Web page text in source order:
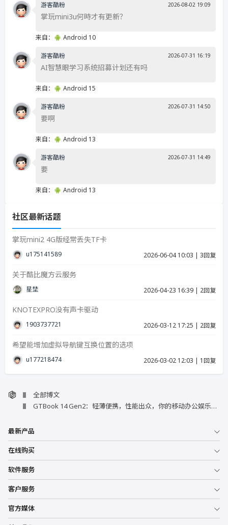
游客酷粉 2026-08-02 19:09
掌玩mini3u何時才有更新？
来自： Android 10
游客酷粉 2026-07-31 16:19
AI智慧眼学习系统招募计划还有吗
来自： Android 15
游客酷粉 2026-07-31 14:50
要啊
来自： Android 13
游客酷粉 2026-07-31 14:49
要
来自： Android 13
社区最新话题
掌玩mini2 4G版经常丢失TF卡
u17514158939287 2026-06-04 10:03 | 3回复
关于酷比魔方云服务
星埜 2026-04-23 16:39 | 2回复
KNOTEXPRO没有声卡驱动
19037377215 2026-03-12 17:25 | 2回复
希望能增加虚拟导航键互换位置的选项
u17721847423986 2026-03-02 12:03 | 1回复
全部博文
GTBook 14 Gen2：轻薄便携，性能出众，你的移动办公娱乐新选择！
最新产品
在线购买
软件服务
客户服务
官方媒体